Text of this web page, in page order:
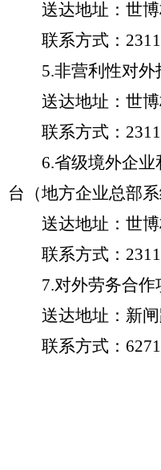
送达地址：世博
联系方式：
5.非营利性对外
送达地址：世博
联系方式：
6.省级境外企业
台（地方企业总部
送达地址：世博
联系方式：
7.对外劳务合作
送达地址：新闸
联系方式：